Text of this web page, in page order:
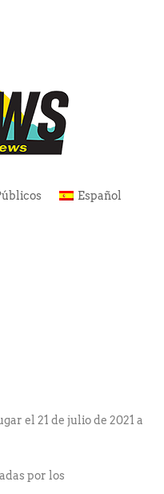
Español
el 21 de julio de 2021 a
por los